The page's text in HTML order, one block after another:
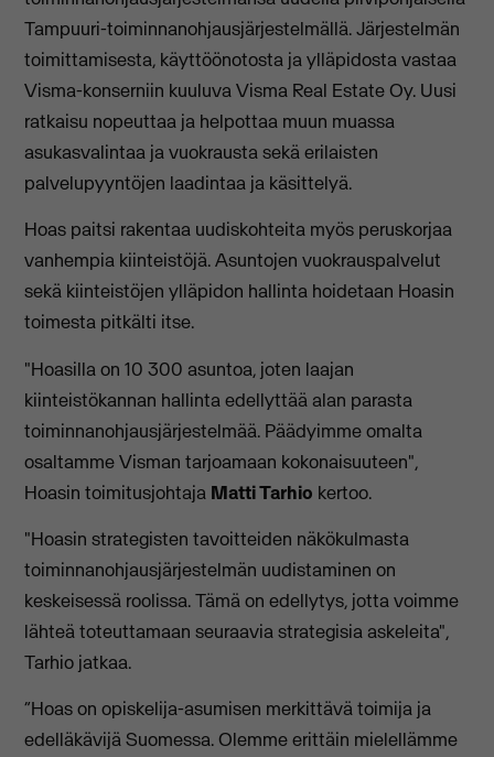
Tampuuri-toiminnanohjausjärjestelmällä. Järjestelmän
toimittamisesta, käyttöönotosta ja ylläpidosta vastaa
Visma-konserniin kuuluva Visma Real Estate Oy. Uusi
ratkaisu nopeuttaa ja helpottaa muun muassa
asukasvalintaa ja vuokrausta sekä erilaisten
palvelupyyntöjen laadintaa ja käsittelyä.
Hoas paitsi rakentaa uudiskohteita myös peruskorjaa
vanhempia kiinteistöjä. Asuntojen vuokrauspalvelut
sekä kiinteistöjen ylläpidon hallinta hoidetaan Hoasin
toimesta pitkälti itse.
"Hoasilla on 10 300 asuntoa, joten laajan
kiinteistökannan hallinta edellyttää alan parasta
toiminnanohjausjärjestelmää. Päädyimme omalta
osaltamme Visman tarjoamaan kokonaisuuteen",
Hoasin toimitusjohtaja Matti Tarhio kertoo.
"Hoasin strategisten tavoitteiden näkökulmasta
toiminnanohjausjärjestelmän uudistaminen on
keskeisessä roolissa. Tämä on edellytys, jotta voimme
lähteä toteuttamaan seuraavia strategisia askeleita",
Tarhio jatkaa.
“Hoas on opiskelija-asumisen merkittävä toimija ja
edelläkävijä Suomessa. Olemme erittäin mielellämme